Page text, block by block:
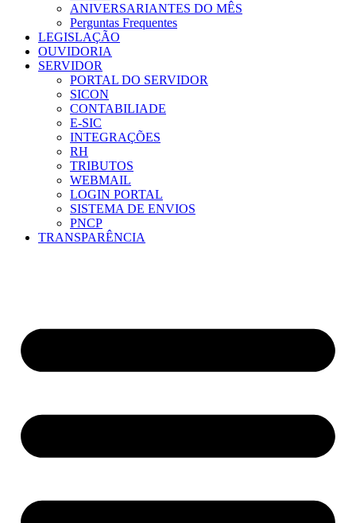
ANIVERSARIANTES DO MÊS
Perguntas Frequentes
LEGISLAÇÃO
OUVIDORIA
SERVIDOR
PORTAL DO SERVIDOR
SICON
CONTABILIADE
E-SIC
INTEGRAÇÕES
RH
TRIBUTOS
WEBMAIL
LOGIN PORTAL
SISTEMA DE ENVIOS
PNCP
TRANSPARÊNCIA